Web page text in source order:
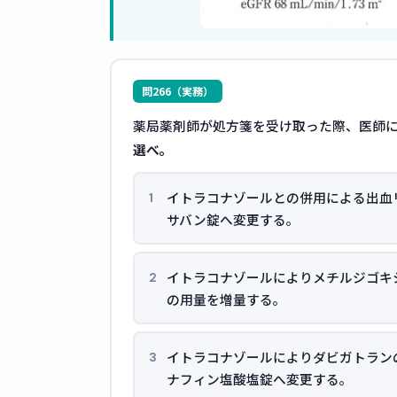
問266（実務）
薬局薬剤師が処方箋を受け取った際、医師
選べ。
1
イトラコナゾールとの併用による出
サバン錠へ変更する。
2
イトラコナゾールによりメチルジゴ
の用量を増量する。
3
イトラコナゾールによりダビガトラ
ナフィン塩酸塩錠へ変更する。